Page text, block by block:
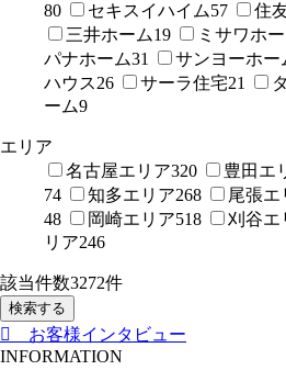
80
セキスイハイム57 住
三井ホーム19 ミサワホ
パナホーム31 サンヨーホー
ハウス26 サーラ住宅21
ーム9
エリア
名古屋エリア320 豊田エ
74
知多エリア268 尾張エ
48
岡崎エリア518 刈谷エ
リア246
該当件数3272件
検索する
お客様インタビュー
INFORMATION